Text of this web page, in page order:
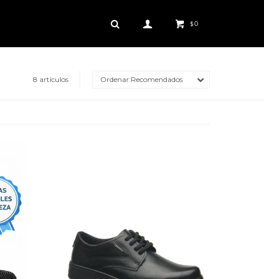
$0
8 artículos Recomendados